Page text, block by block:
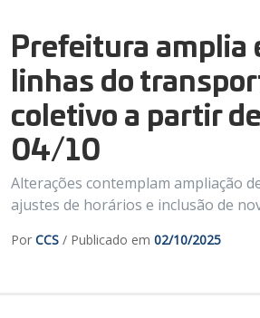
Prefeitura amplia
linhas do
coletivo a partir
04/10
Alterações contemplam ampliação
ajustes de horários e inclusão de
Por CCS / Publicado em 02/10/2025